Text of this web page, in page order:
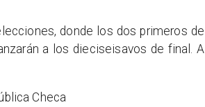
donde los dos primeros de
a los dieciseisavos de final. A
Checa